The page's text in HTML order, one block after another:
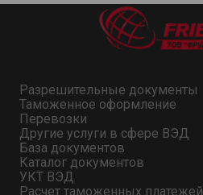
Разрешительные документы
Таможенное оформление
Перевозки
Другие услуги в сфере ВЭД
База документов
Каталог документов
УКТ ВЭД
Расчет таможенных платежей